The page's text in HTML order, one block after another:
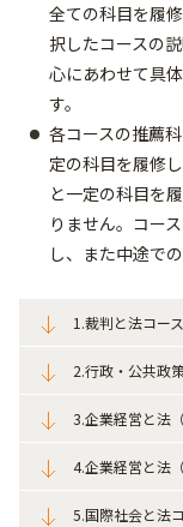
全ての科目を履
択したコースの
心にあわせて具
す。
各コースの推薦
定の科目を履修
と一定の科目を
りません。コー
し、また中途で
1.裁判と法コース
2.行政・公共政
3.企業経営と法
4.企業経営と法
5.国際社会と法